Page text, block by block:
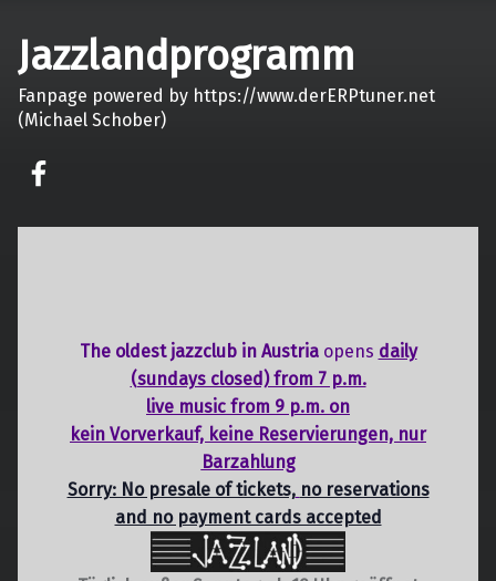
Jazzlandprogramm
Fanpage powered by https://www.derERPtuner.net
(Michael Schober)
The oldest jazzclub in Austria opens daily
(sundays closed) from 7 p.m.
live music from 9 p.m. on
kein Vorverkauf, keine Reservierungen, nur
Barzahlung
Sorry: No presale of tickets, no reservations
and no payment cards accepted